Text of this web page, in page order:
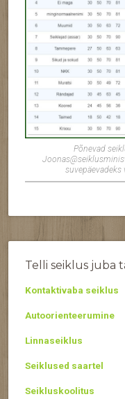
Põnevad
Telli seiklus juba
Kontaktivaba seiklus
Autoorienteerumine
Linnaseiklus
Seiklused saartel
Seikluskoolitus